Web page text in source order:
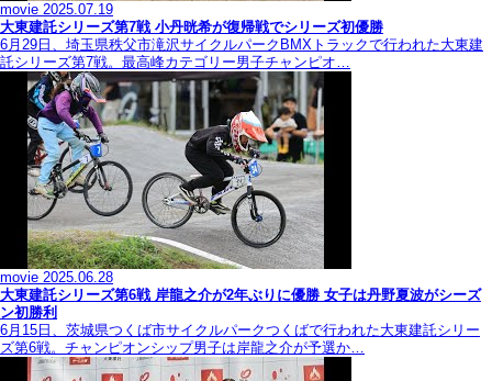
movie 2025.07.19
大東建託シリーズ第7戦 ⼩丹晄希が復帰戦でシリーズ初優勝
6月29日、埼玉県秩父市滝沢サイクルパークBMXトラックで行われた大東建
託シリーズ第7戦。最高峰カテゴリー男子チャンピオ…
movie 2025.06.28
大東建託シリーズ第6戦 岸龍之介が2年ぶりに優勝 女子は丹野夏波がシーズ
ン初勝利
6月15日、茨城県つくば市サイクルパークつくばで行われた大東建託シリー
ズ第6戦。チャンピオンシップ男子は岸龍之介が予選か…